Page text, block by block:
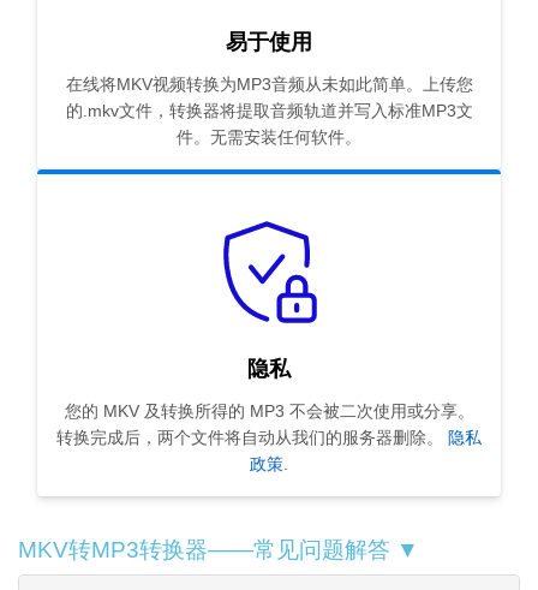
易于使用
在线将MKV视频转换为MP3音频从未如此简单。上传您
的.mkv文件，转换器将提取音频轨道并写入标准MP3文
件。无需安装任何软件。
隐私
您的 MKV 及转换所得的 MP3 不会被二次使用或分享。
转换完成后，两个文件将自动从我们的服务器删除。
隐私
政策.
MKV转MP3转换器——常见问题解答 ▼